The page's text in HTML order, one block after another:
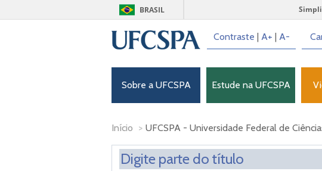
BRASIL
Contraste | A+ | A-
Sobre a UFCSPA Estude na UFCSPA
Início > UFCSPA - Universidade Federal de